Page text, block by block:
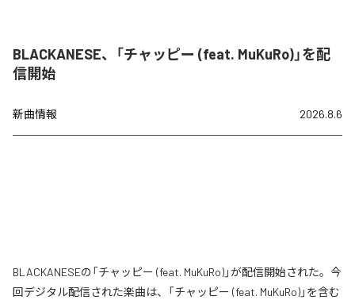
BLACKANESE、「チャッピー (feat. MuKuRo)」を配
信開始
新曲情報 2026.8.6
BLACKANESEの「チャッピー (feat. MuKuRo)」が配信開始された。今
回デジタル配信された楽曲は、「チャッピー (feat. MuKuRo)」を含む